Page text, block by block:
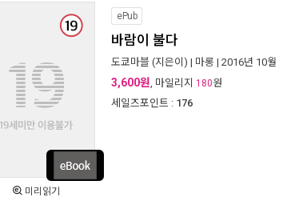
미리읽기
ePub
바람이 불다
도쿄마블 (지은이) | 마롱 | 2016년 10월
3,600원, 마일리지 180원
세일즈포인트 : 176